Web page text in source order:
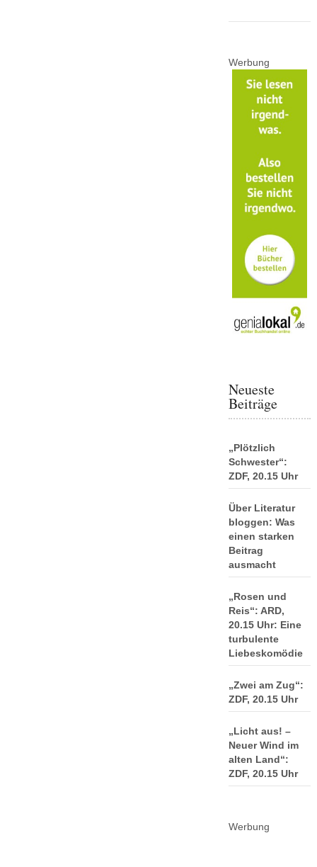
Werbung
Neueste
Beiträge
„Plötzlich
Schwester“:
ZDF, 20.15 Uhr
Über Literatur
bloggen: Was
einen starken
Beitrag
ausmacht
„Rosen und
Reis“: ARD,
20.15 Uhr: Eine
turbulente
Liebeskomödie
„Zwei am Zug“:
ZDF, 20.15 Uhr
„Licht aus! –
Neuer Wind im
alten Land“:
ZDF, 20.15 Uhr
Werbung